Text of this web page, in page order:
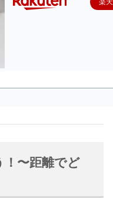
楽
！〜距離でど